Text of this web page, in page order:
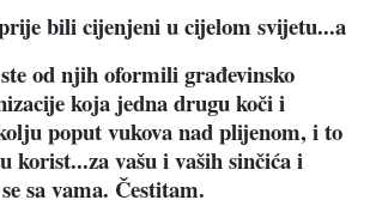
bili cijenjeni u cijelom svijetu...a
od njih oformili građevinsko
koja jedna drugu koči i
poput vukova nad plijenom, i to
korist...za vašu i vaših sinčića i
sa vama. Čestitam.